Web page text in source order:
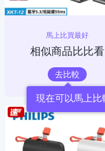
馬上比買最好
相似商品比比看
去比較